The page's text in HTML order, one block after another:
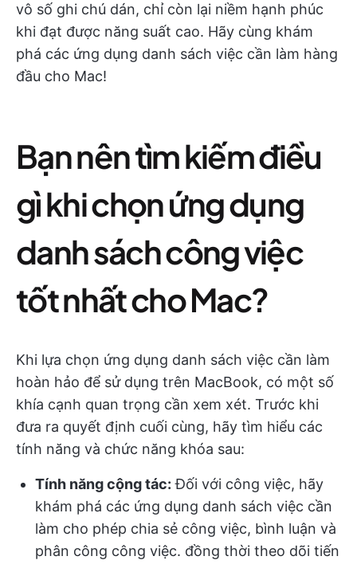
vô số ghi chú dán, chỉ còn lại niềm hạnh phúc
khi đạt được năng suất cao. Hãy cùng khám
phá các ứng dụng danh sách việc cần làm hàng
đầu cho Mac!
Bạn nên tìm kiếm điều
gì khi chọn ứng dụng
danh sách công việc
tốt nhất cho Mac?
Khi lựa chọn ứng dụng danh sách việc cần làm
hoàn hảo để sử dụng trên MacBook, có một số
khía cạnh quan trọng cần xem xét. Trước khi
đưa ra quyết định cuối cùng, hãy tìm hiểu các
tính năng và chức năng khóa sau:
Tính năng cộng tác: Đối với công việc, hãy
khám phá các ứng dụng danh sách việc cần
làm cho phép chia sẻ công việc, bình luận và
phân công công việc. đồng thời theo dõi tiến